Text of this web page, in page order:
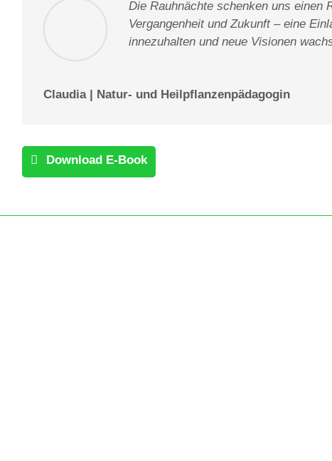
Die Rauhnächte schenken uns einen
Vergangenheit und Zukunft – eine
innezuhalten und neue Visionen
Claudia | Natur- und Heilpflanzenpädagogin
Download E-Book